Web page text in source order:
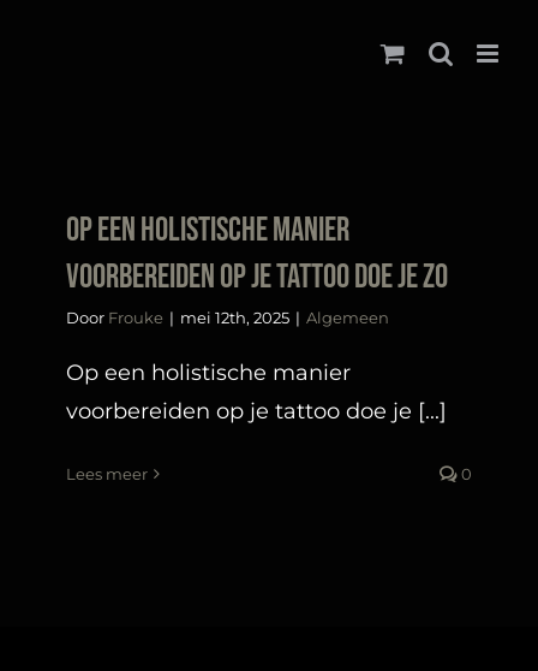
Op een holistische manier
voorbereiden op je tattoo doe je zo
Door Frouke | mei 12th, 2025 | Algemeen
Op een holistische manier
voorbereiden op je tattoo doe je [...]
Lees meer 0